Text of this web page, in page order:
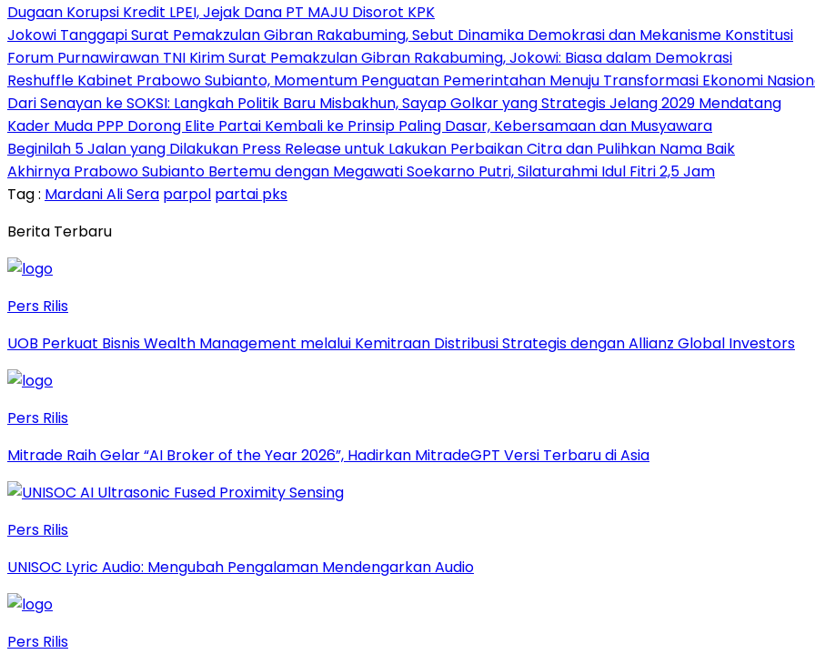
Dugaan Korupsi Kredit LPEI, Jejak Dana PT MAJU Disorot KPK
Jokowi Tanggapi Surat Pemakzulan Gibran Rakabuming, Sebut Dinamika Demokrasi dan Mekanisme Konstitusi
Forum Purnawirawan TNI Kirim Surat Pemakzulan Gibran Rakabuming, Jokowi: Biasa dalam Demokrasi
Reshuffle Kabinet Prabowo Subianto, Momentum Penguatan Pemerintahan Menuju Transformasi Ekonomi
Dari Senayan ke SOKSI: Langkah Politik Baru Misbakhun, Sayap Golkar yang Strategis Jelang 2029 Mendatang
Kader Muda PPP Dorong Elite Partai Kembali ke Prinsip Paling Dasar, Kebersamaan dan Musyawara
Beginilah 5 Jalan yang Dilakukan Press Release untuk Lakukan Perbaikan Citra dan Pulihkan Nama Baik
Akhirnya Prabowo Subianto Bertemu dengan Megawati Soekarno Putri, Silaturahmi Idul Fitri 2,5 Jam
Tag : Mardani Ali Sera parpol partai pks
Berita Terbaru
Pers Rilis
UOB Perkuat Bisnis Wealth Management melalui Kemitraan Distribusi Strategis dengan Allianz Global Investors
Pers Rilis
Mitrade Raih Gelar “AI Broker of the Year 2026”, Hadirkan MitradeGPT Versi Terbaru di Asia
Pers Rilis
UNISOC Lyric Audio: Mengubah Pengalaman Mendengarkan Audio
Pers Rilis